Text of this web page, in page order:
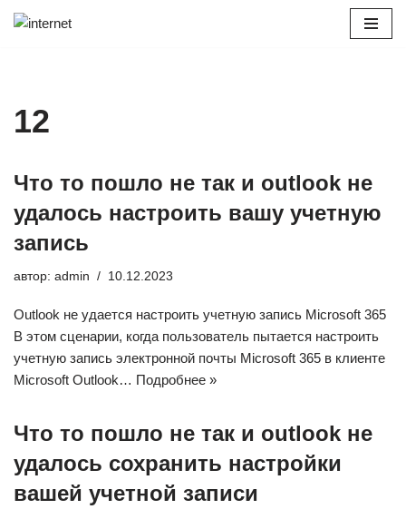
12
Что то пошло не так и outlook не
удалось настроить вашу учетную
запись
автор: admin 10.12.2023
Outlook не удается настроить учетную запись Microsoft 365
В этом сценарии, когда пользователь пытается настроить
учетную запись электронной почты Microsoft 365 в клиенте
Microsoft Outlook… Подробнее »
Что то пошло не так и outlook не
удалось сохранить настройки
вашей учетной записи